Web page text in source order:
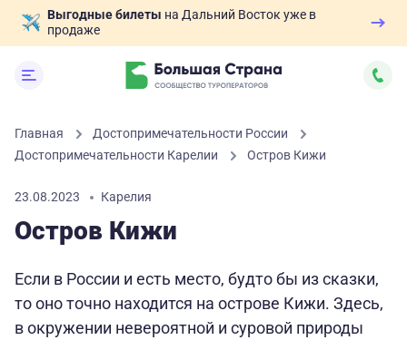
Выгодные билеты на Дальний Восток уже в
продаже
Главная
Достопримечательности России
Достопримечательности Карелии
Остров Кижи
23.08.2023 Карелия
Остров Кижи
Если в России и есть место, будто бы из сказки,
то оно точно находится на острове Кижи. Здесь,
в окружении невероятной и суровой природы